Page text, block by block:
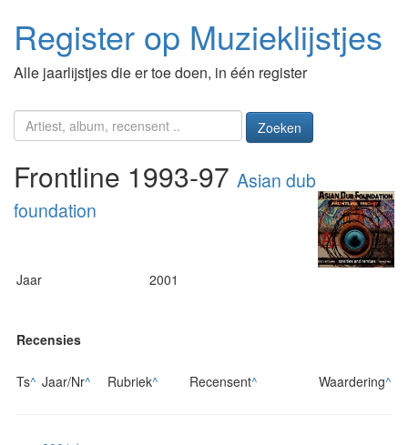
Register op Muzieklijstjes
Alle jaarlijstjes die er toe doen, in één register
Zoeken
Frontline 1993-97 Asian dub
foundation
Jaar 2001
Recensies
Ts^ Jaar/Nr^ Rubriek^ Recensent^ Waardering^